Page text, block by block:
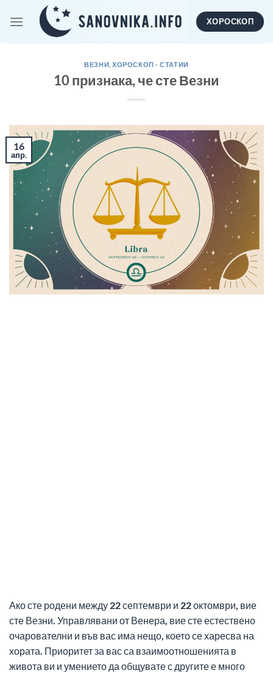
ХОРОСКОП
ВЕЗНИ ,ХОРОСКОП - СТАТИИ
10 признака, че сте Везни
16
апр.
Ако сте родени между 22 септември и 22 октомври, вие
сте Везни. Управлявани от Венера, вие сте естествено
очарователни и във вас има нещо, което се харесва на
хората. Приоритет за вас са взаимоотношенията в
живота ви и умението да общувате с другите е много